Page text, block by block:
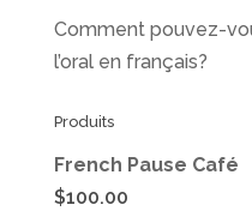
Comment pouvez-
l’oral en français?
Produits
French Pause Café
$100.00